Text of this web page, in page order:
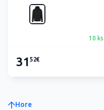
10
31 52€
Hore